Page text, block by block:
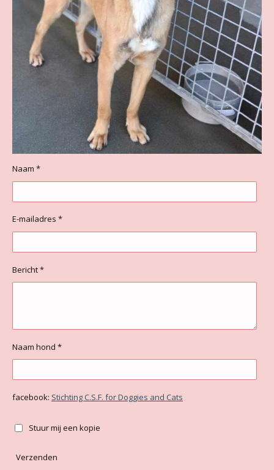
Naam *
E-mailadres *
Bericht *
Naam hond *
facebook: Stichting C.S.F. for Doggies and Cats
Stuur mij een kopie
Verzenden